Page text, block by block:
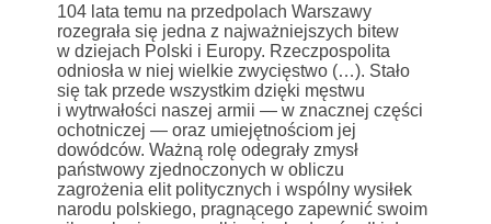
104 lata temu na przedpolach Warszawy
rozegrała się jedna z najważniejszych bitew
w dziejach Polski i Europy. Rzeczpospolita
odniosła w niej wielkie zwycięstwo (…). Stało
się tak przede wszystkim dzięki męstwu
i wytrwałości naszej armii — w znacznej części
ochotniczej — oraz umiejętnościom jej
dowódców. Ważną rolę odegrały zmysł
państwowy zjednoczonych w obliczu
zagrożenia elit politycznych i wspólny wysiłek
narodu polskiego, pragnącego zapewnić swoim